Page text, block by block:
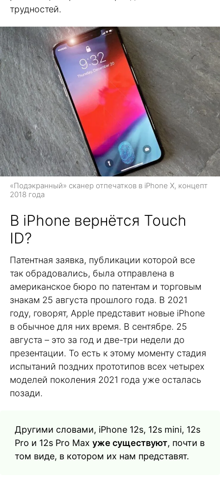
трудностей.
«Подэкранный» сканер отпечатков в iPhone X, концепт
2018 года
В iPhone вернётся Touch
ID?
Патентная заявка, публикации которой все
так обрадовались, была отправлена в
американское бюро по патентам и торговым
знакам 25 августа прошлого года. В 2021
году, говорят, Apple представит новые iPhone
в обычное для них время. В сентябре. 25
августа – это за год и две-три недели до
презентации. То есть к этому моменту стадия
испытаний поздних прототипов всех четырех
моделей поколения 2021 года уже осталась
позади.
Другими словами, iPhone 12s, 12s mini, 12s
Pro и 12s Pro Max уже существуют, почти в
том виде, в котором их нам представят.